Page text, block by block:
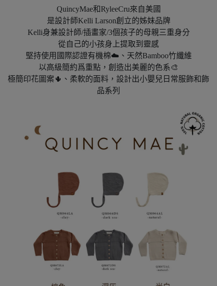
QuincyMae和RyleeCru來自美國
是設計師Kelli Larson創立的姊妹品牌
Kelli身兼設計師/插畫家/3個孩子的母親三重身分
從自己的小孩身上提取到靈感
堅持使用國際認證有機棉☁️、天然Bamboo竹纖維
以高級簡約爲重點，創造出美麗的色系🎨
極簡印花圖案🌵、柔軟的面料，設計出小嬰兒日常服飾和飾
品系列